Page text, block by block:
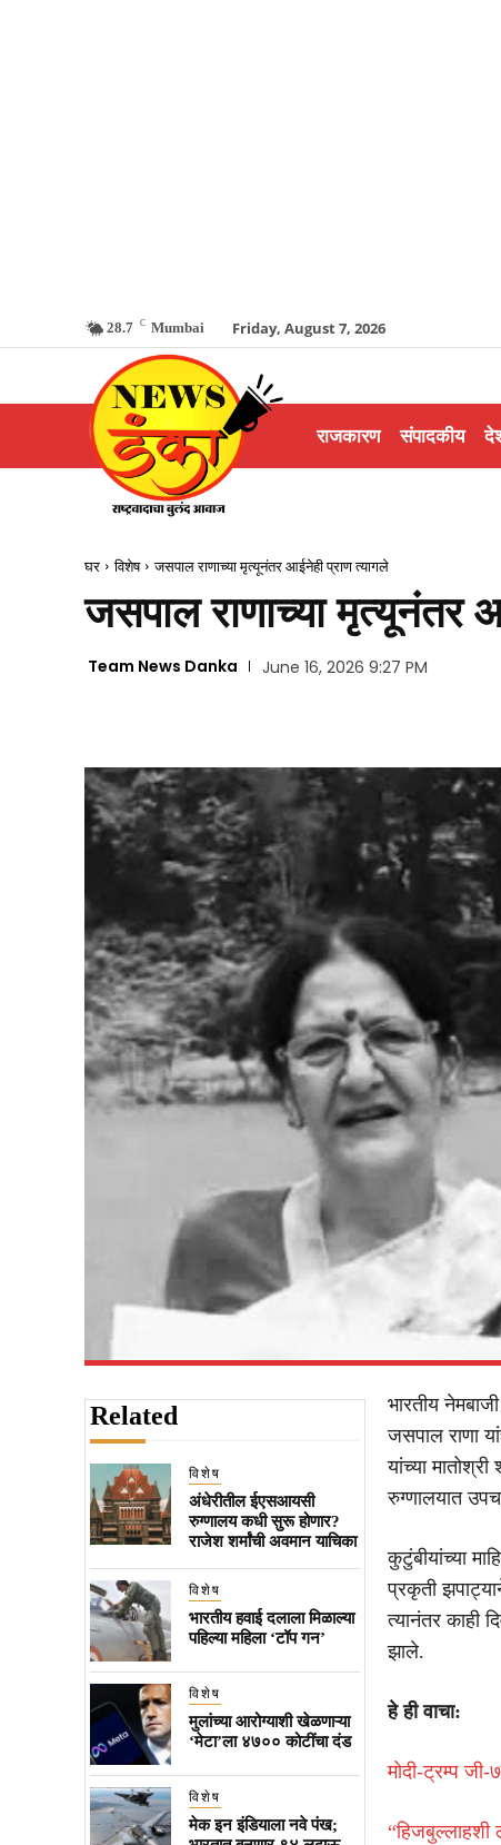
28.7 C Mumbai Friday, August 7, 2026
राजकारण संपादकीय
घर विशेष जसपाल राणाच्या मृत्यूनंतर आईनेही प्राण त्यागले
जसपाल राणाच्या मृत्यूनंतर
Team News Danka June 16, 2026 9:27 PM
Related
विशेष
अंधेरीतील ईएसआयसी
रुग्णालय कधी सुरू होणार?
राजेश शर्मांची अवमान याचिका
विशेष
भारतीय हवाई दलाला मिळाल्या
पहिल्या महिला ‘टॉप गन’
विशेष
मुलांच्या आरोग्याशी खेळणाऱ्या
‘मेटा’ला ४७०० कोटींचा दंड
विशेष
मेक इन इंडियाला नवे पंख;
भारतीय
जसपाल राणा
यांच्या मातोश्री
रुग्णालयात
कुटुंबीयांच्या
प्रकृती
त्यानंतर काही
झाले.
हे ही वाचा:
मोदी-ट्रम्प
“हिजबुल्लाहशी